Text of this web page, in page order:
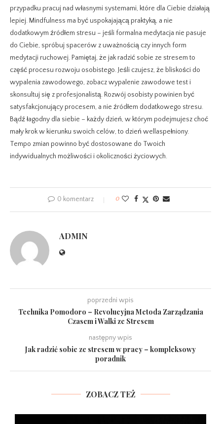
przypadku pracuj nad własnymi systemami, które dla Ciebie działają
lepiej. Mindfulness ma być uspokajającą praktyką, a nie
dodatkowym źródłem stresu – jeśli formalna medytacja nie pasuje
do Ciebie, spróbuj spacerów z uważnością czy innych form
medytacji ruchowej. Pamiętaj, że jak radzić sobie ze stresem to
część procesu rozwoju osobistego. Jeśli czujesz, że bliskości do
wypalenia zawodowego, zobacz wypalenie zawodowe test i
skonsultuj się z profesjonalistą. Rozwój osobisty powinien być
satysfakcjonujący procesem, a nie źródłem dodatkowego stresu.
Bądź łagodny dla siebie – każdy dzień, w którym podejmujesz choć
mały krok w kierunku swoich celów, to dzień wellaspełniony.
Tempo zmian powinno być dostosowane do Twoich
indywidualnych możliwości i okoliczności życiowych.
0 komentarz 0
ADMIN
poprzedni wpis
Technika Pomodoro – Revolucyjna Metoda Zarządzania
Czasem i Walki ze Stresem
następny wpis
Jak radzić sobie ze stresem w pracy – kompleksowy
poradnik
ZOBACZ TEŻ